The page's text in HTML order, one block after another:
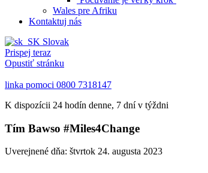
Wales pre Afriku
Kontaktuj nás
Slovak
Prispej teraz
Opustiť stránku
linka pomoci 0800 7318147
K dispozícii 24 hodín denne, 7 dní v týždni
Tím Bawso #Miles4Change
Uverejnené dňa: štvrtok 24. augusta 2023